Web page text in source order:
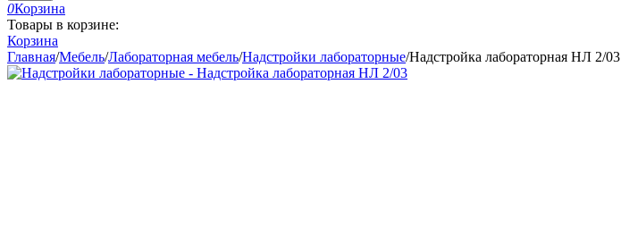
0Корзина
Товары в корзине:
Корзина
Главная/Мебель/Лабораторная мебель/Надстройки лабораторные/Надстройка лабораторная НЛ 2/03